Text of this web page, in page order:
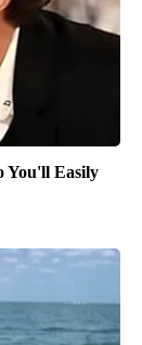
You'll Easily